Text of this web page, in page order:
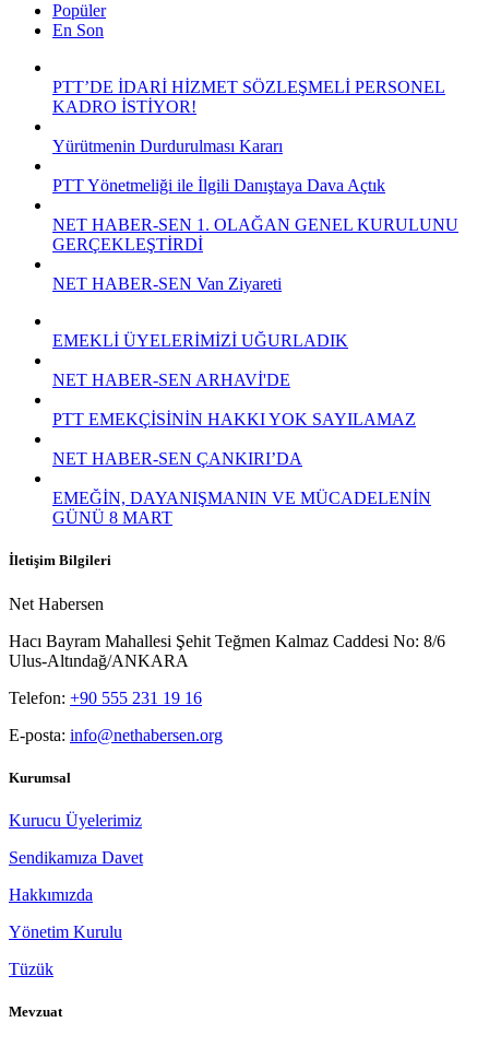
Popüler
En Son
PTT’DE İDARİ HİZMET SÖZLEŞMELİ PERSONEL
KADRO İSTİYOR!
Yürütmenin Durdurulması Kararı
PTT Yönetmeliği ile İlgili Danıştaya Dava Açtık
NET HABER-SEN 1. OLAĞAN GENEL KURULUNU
GERÇEKLEŞTİRDİ
NET HABER-SEN Van Ziyareti
EMEKLİ ÜYELERİMİZİ UĞURLADIK
NET HABER-SEN ARHAVİ'DE
PTT EMEKÇİSİNİN HAKKI YOK SAYILAMAZ
NET HABER-SEN ÇANKIRI’DA
EMEĞİN, DAYANIŞMANIN VE MÜCADELENİN
GÜNÜ 8 MART
İletişim Bilgileri
Net Habersen
Hacı Bayram Mahallesi Şehit Teğmen Kalmaz Caddesi No: 8/6
Ulus-Altındağ/ANKARA
Telefon: +90 555 231 19 16
E-posta: info@nethabersen.org
Kurumsal
Kurucu Üyelerimiz
Sendikamıza Davet
Hakkımızda
Yönetim Kurulu
Tüzük
Mevzuat